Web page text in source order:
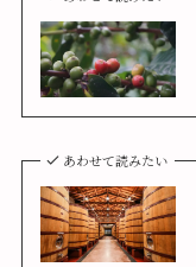
あわせて読みたい